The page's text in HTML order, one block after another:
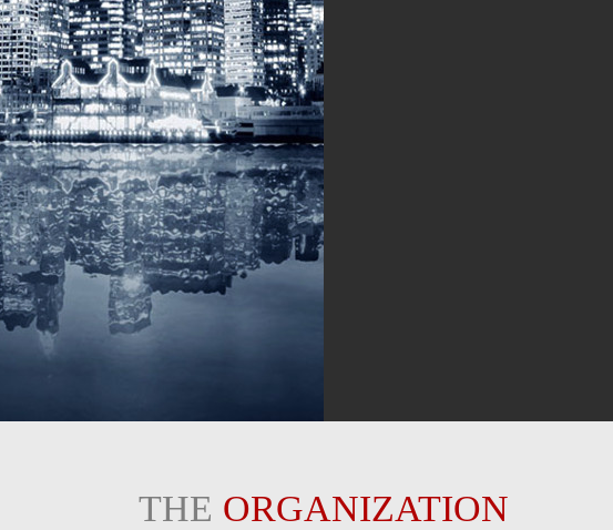
THE ORGANIZATION